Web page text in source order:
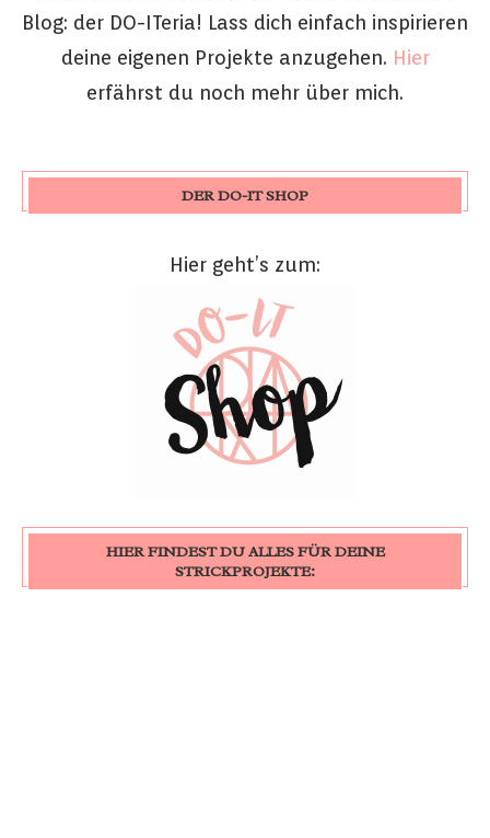
Blog: der DO-ITeria! Lass dich einfach inspirieren
deine eigenen Projekte anzugehen. Hier
erfährst du noch mehr über mich.
DER DO-IT SHOP
Hier geht’s zum:
HIER FINDEST DU ALLES FÜR DEINE
STRICKPROJEKTE: